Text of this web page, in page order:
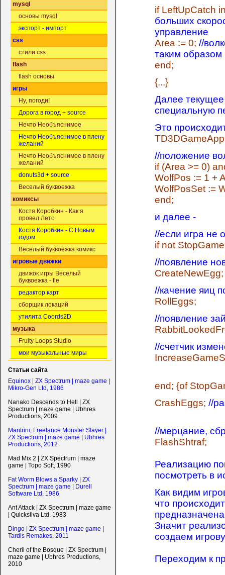
mysql
основы mysql
экспорт - импорт
css
стили css
flash
flash основы
игры
Ну, погоди!
Дорога в город + source
Нечто Необъяснимое
Нечто Необъяснимое в плену
желаний
Нечто Необъяснимое в плену
желаний
donuts3d + source
Веселый буквоежка
комиксы
Костя Коробкин - Как я
провел Лето
Костя Коробкин - С Новым
годом
Веселый буквоежка комикс
игровые движки
движок игры Веселый
буквоежка - fle
редактор карт
сборщик локаций
утилита Coords2D
музыка
Fruity Loops Studio
мои музыкальные миры
Статьи сайта
Equinox | ZX Spectrum | maze game |
Mikro-Gen Ltd, 1986
Nanako Descends to Hell | ZX
Spectrum | maze game | Ubhres
Productions, 2009
Maritrini, Freelance Monster Slayer |
ZX Spectrum | maze game | Ubhres
Productions, 2012
Mad Mix 2 | ZX Spectrum | maze
game | Topo Soft, 1990
Fat Worm Blows a Sparky | ZX
Spectrum | maze game | Durell
Software Ltd, 1986
Ant Attack | ZX Spectrum | maze game
| Quicksilva Ltd, 1983
Dingo | ZX Spectrum | maze game |
Tardis Remakes, 2011
Cheril of the Bosque | ZX Spectrum |
maze game | Ubhres Productions,
2010
if LeftUpCatch
больших
управление
Area := 0; //
таким образом
end;
{...}
Далее текущее
специальную
Это
//положение
if (Area >= 0)
WolfPos := 1 +
WolfPosSet :=
end;
и далее -
//если игра не
if not
//появление
CreateNewEgg;
//качение яиц
RollEggs;
//появление
//счетчик
end; {of
CrashEggs; //
//мерцание,
FlashShtraf;
Реализацию
посмотреть в
Как видим
что
Значит
создаем
Переходим к